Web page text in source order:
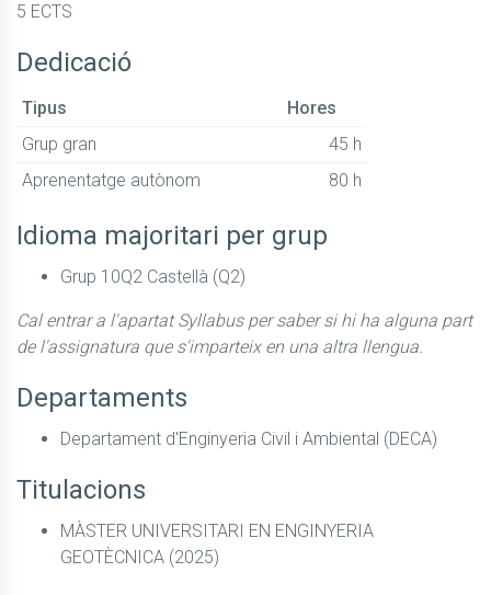
5 ECTS
Dedicació
Tipus
Hores
Grup gran
45 h
Aprenentatge autònom
80 h
Idioma majoritari per grup
Grup 10Q2 Castellà (Q2)
Cal entrar a l'apartat Syllabus per saber si hi ha alguna part
de l'assignatura que s'imparteix en una altra llengua.
Departaments
Departament d'Enginyeria Civil i Ambiental (DECA)
Titulacions
MÀSTER UNIVERSITARI EN ENGINYERIA
GEOTÈCNICA (2025)